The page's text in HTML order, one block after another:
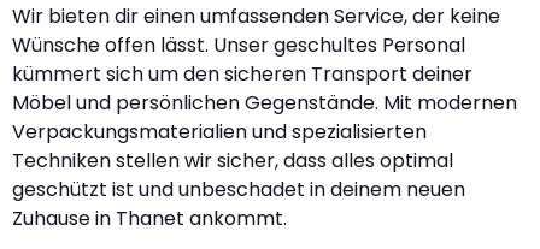
Wir bieten dir einen umfassenden Service, der keine
Wünsche offen lässt. Unser geschultes Personal
kümmert sich um den sicheren Transport deiner
Möbel und persönlichen Gegenstände. Mit modernen
Verpackungsmaterialien und spezialisierten
Techniken stellen wir sicher, dass alles optimal
geschützt ist und unbeschadet in deinem neuen
Zuhause in Thanet ankommt.